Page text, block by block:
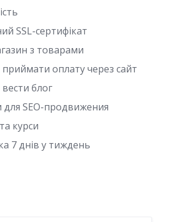
SSL-сертифікат
з товарами
оплату через сайт
блог
для SEO-продвижения
курси
7 днів у тиждень